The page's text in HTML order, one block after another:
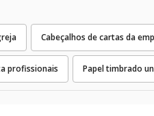
Cabeçalhos de cartas da
profissionais Papel timbrado